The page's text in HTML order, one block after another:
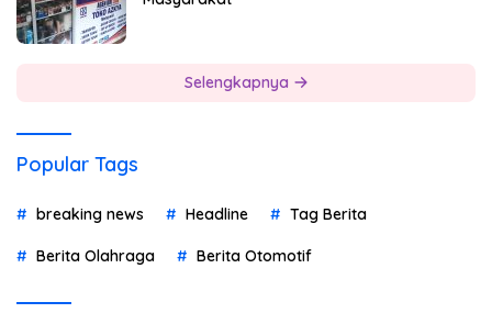
Selengkapnya
Popular Tags
breaking news Headline Tag Berita
Berita Olahraga Berita Otomotif